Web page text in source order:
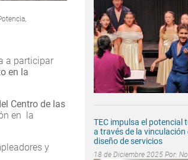
a participar
en la
Centro de las
en la
y
TEC impulsa el potencial
a través de la vinculación
diseño de servicios
18 de Diciembre 2025 Por: